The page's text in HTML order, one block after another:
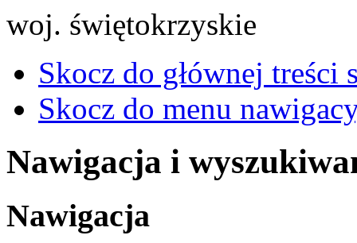
woj. świętokrzyskie
Skocz do głównej treści
Skocz do menu
Nawigacja i
Nawigacja